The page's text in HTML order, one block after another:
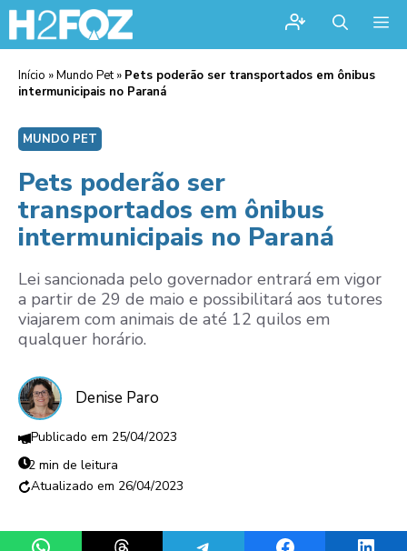
Início »Mundo Pet» Pets poderão ser transportados em ônibus
intermunicipais no Paraná
MUNDO PET
Pets poderão ser
transportados em ônibus
intermunicipais no Paraná
Lei sancionada pelo governador entrará em vigor
a partir de 29 de maio e possibilitará aos tutores
viajarem com animais de até 12 quilos em
qualquer horário.
Denise Paro
25/04/2023
2 min de leitura
26/04/2023
Share on WhatsAppShare on ThreadsShare on TelegramShare on Facebook